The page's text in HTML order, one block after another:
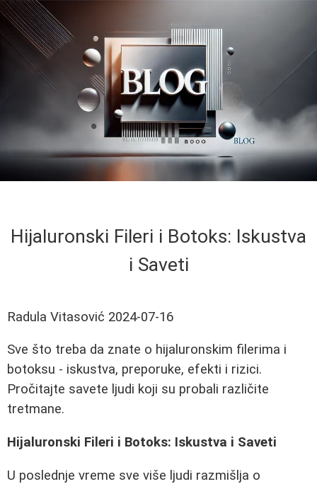
Hijaluronski Fileri i Botoks: Iskustva
i Saveti
Radula Vitasović 2024-07-16
Sve što treba da znate o hijaluronskim filerima i
botoksu - iskustva, preporuke, efekti i rizici.
Pročitajte savete ljudi koji su probali različite
tretmane.
Hijaluronski Fileri i Botoks: Iskustva i Saveti
U poslednje vreme sve više ljudi razmišlja o